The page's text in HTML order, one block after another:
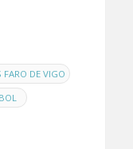
FARO DE VIGO ,
,